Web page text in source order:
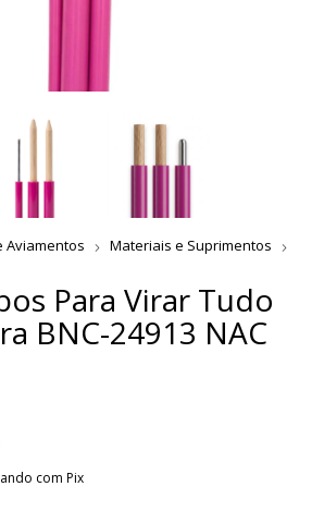
Aviamentos
Materiais e Suprimentos
Para Virar Tudo
BNC-24913 NAC
com Pix